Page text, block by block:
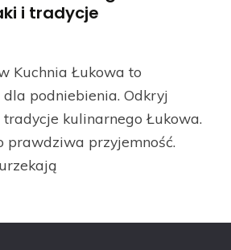
i tradycje
Kuchnia Łukowa to
podniebienia. Odkryj
tradycje kulinarnego Łukowa.
prawdziwa przyjemność.